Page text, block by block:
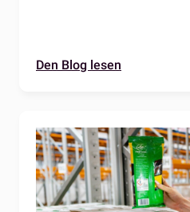
Den Blog lesen